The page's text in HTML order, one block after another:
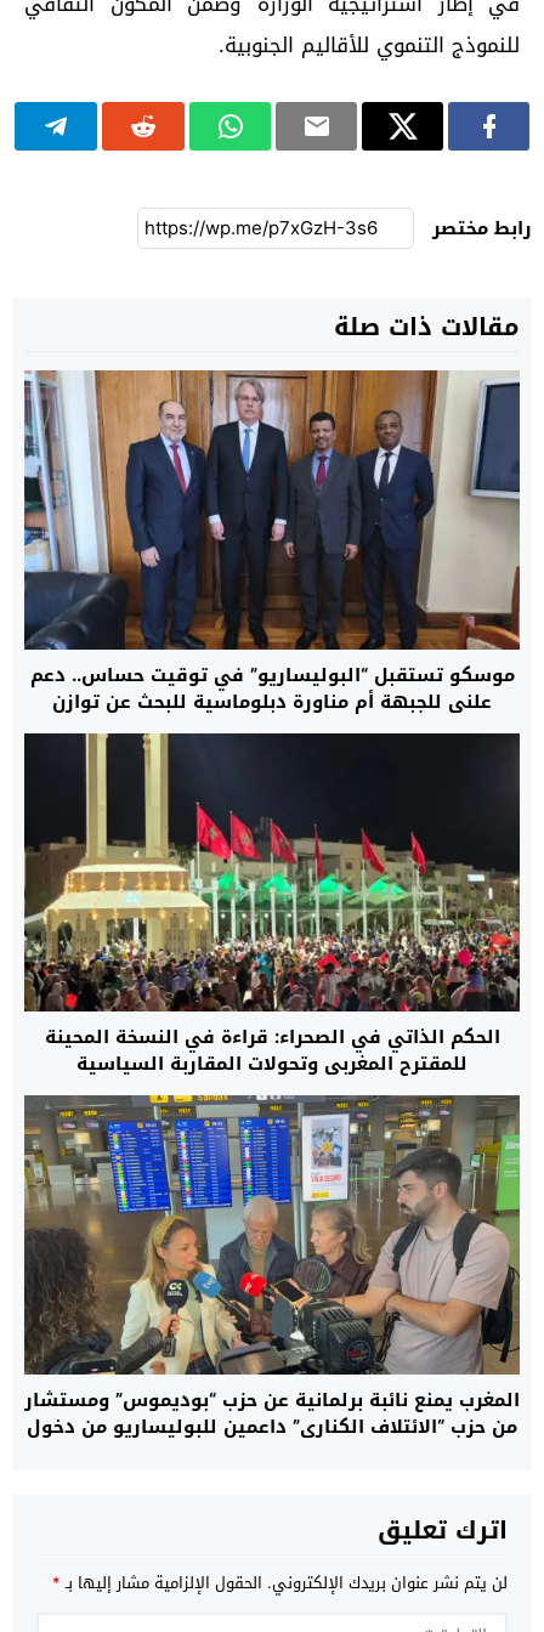
للنموذج التنموي للأقاليم الجنوبية.
رابط مختصر
مقالات ذات صلة
موسكو تستقبل “البوليساريو” في توقيت حساس.. دعم
علني للجبهة أم مناورة دبلوماسية للبحث عن توازن
مفقود أمام تصاعد الدعم الدولي لمقترح لحكم الذاتي
الحكم الذاتي في الصحراء: قراءة في النسخة المحينة
للمقترح المغربي وتحولات المقاربة السياسية
المغرب يمنع نائبة برلمانية عن حزب “بوديموس” ومستشار
من حزب “الائتلاف الكناري” داعمين للبوليساريو من دخول
اترك تعليق
لن يتم نشر عنوان بريدك الإلكتروني. الحقول الإلزامية مشار إليها بـ*